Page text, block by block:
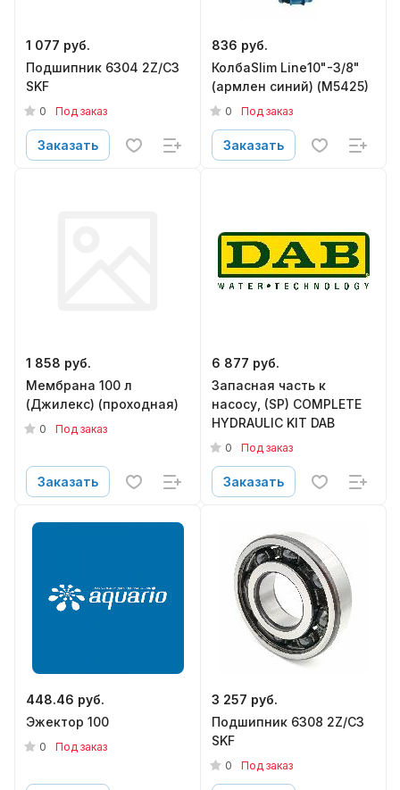
1 077 руб.
Подшипник 6304 2Z/C3
SKF
0 Под заказ
Заказать
836 руб.
КолбаSlim Line10"-3/8"
(армлен синий) (М5425)
0 Под заказ
Заказать
1 858 руб.
Мембрана 100 л
(Джилекс) (проходная)
0 Под заказ
Заказать
6 877 руб.
Запасная часть к
насосу, (SP) COMPLETE
HYDRAULIC KIT DAB
0 Под заказ
Заказать
448.46 руб.
Эжектор 100
0 Под заказ
3 257 руб.
Подшипник 6308 2Z/C3
SKF
0 Под заказ